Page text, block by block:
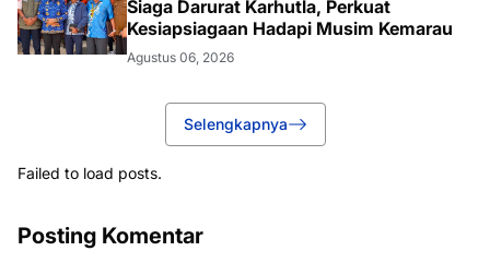
Siaga Darurat Karhutla, Perkuat
Kesiapsiagaan Hadapi Musim Kemarau
Agustus 06, 2026
Selengkapnya
Failed to load posts.
Posting Komentar